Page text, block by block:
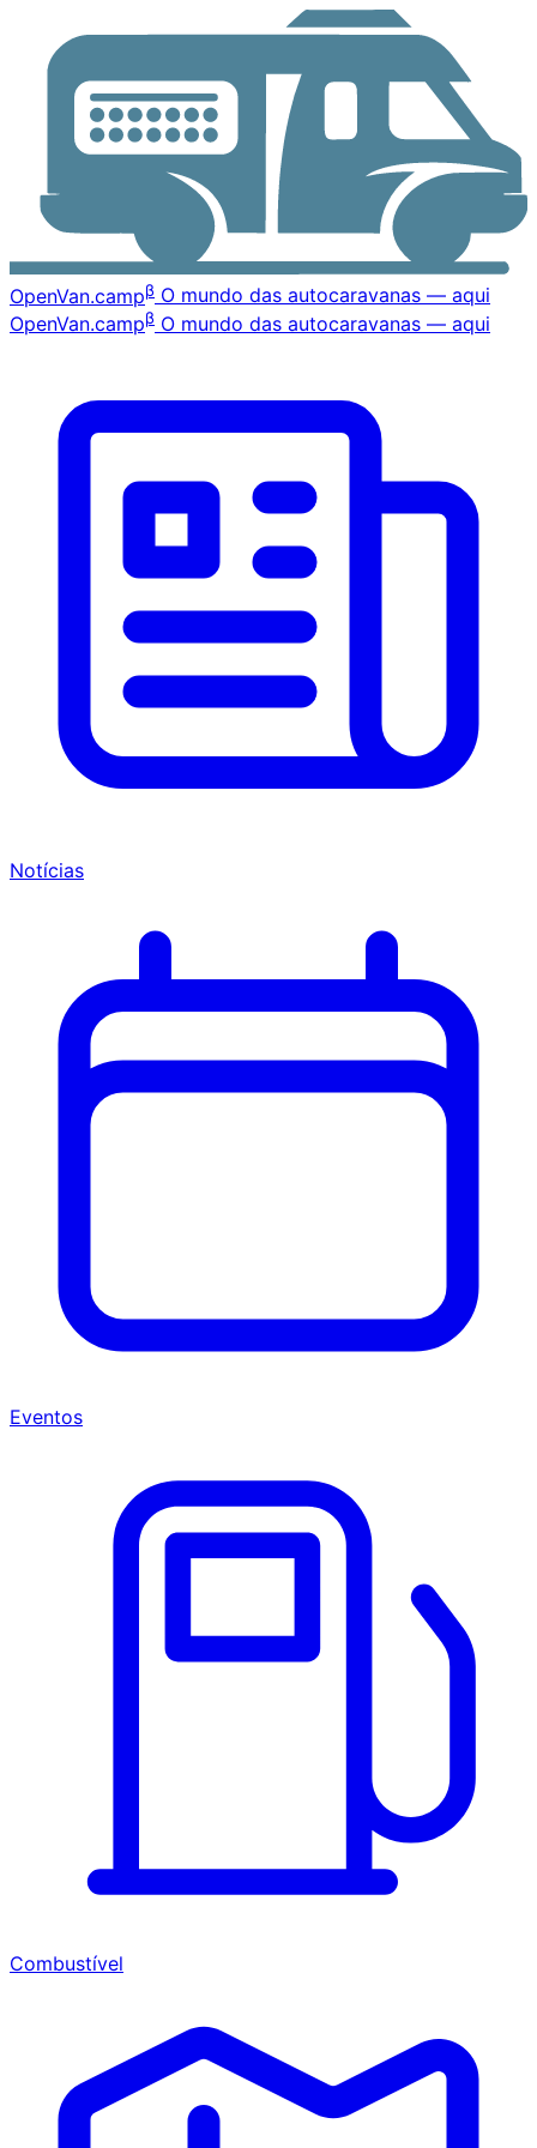
OpenVan.campβ O mundo das autocaravanas — aqui
OpenVan.campβ O mundo das autocaravanas — aqui
Notícias
Eventos
Combustível